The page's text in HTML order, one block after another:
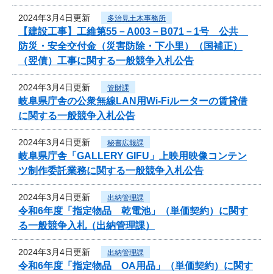
2024年3月4日更新 多治見土木事務所
【建設工事】工維第55－A003－B071－1号 公共
防災・安全交付金（災害防除・下小里）（国補正）
（翌債）工事に関する一般競争入札公告
2024年3月4日更新 管財課
岐阜県庁舎の公衆無線LAN用Wi-Fiルーターの賃貸借
に関する一般競争入札公告
2024年3月4日更新 秘書広報課
岐阜県庁舎「GALLERY GIFU」上映用映像コンテン
ツ制作委託業務に関する一般競争入札公告
2024年3月4日更新 出納管理課
令和6年度「指定物品 乾電池」（単価契約）に関す
る一般競争入札（出納管理課）
2024年3月4日更新 出納管理課
令和6年度「指定物品 OA用品」（単価契約）に関す